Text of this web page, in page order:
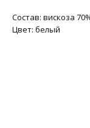
Состав: вискоза
Цвет: белый